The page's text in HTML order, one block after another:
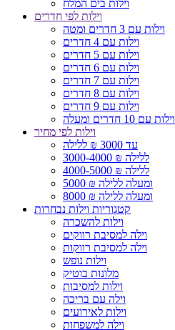
וילות בים המלח
וילות לפי חדרים
וילות עם 3 חדרים ומטה
וילות עם 4 חדרים
וילות עם 5 חדרים
וילות עם 6 חדרים
וילות עם 7 חדרים
וילות עם 8 חדרים
וילות עם 9 חדרים
וילות עם 10 חדרים ומעלה
וילות לפי מחיר
עד 3000 ₪ ללילה
3000-4000 ₪ ללילה
4000-5000 ₪ ללילה
5000 ₪ ומעלה ללילה
8000 ₪ ומעלה ללילה
קטגוריות וילות נבחרות
וילות להשכרה
וילה למסיבת רווקים
וילה למסיבת רווקות
וילות נופש
מלונות בוטיק
וילות למסיבות
וילה עם בריכה
וילות לאירועים
וילה למשפחות